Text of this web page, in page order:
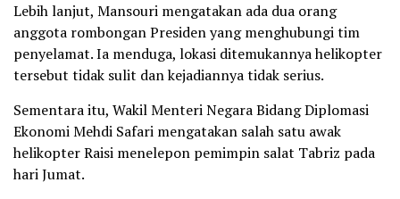
Lebih lanjut, Mansouri mengatakan ada dua orang
anggota rombongan Presiden yang menghubungi tim
penyelamat. Ia menduga, lokasi ditemukannya helikopter
tersebut tidak sulit dan kejadiannya tidak serius.
Sementara itu, Wakil Menteri Negara Bidang Diplomasi
Ekonomi Mehdi Safari mengatakan salah satu awak
helikopter Raisi menelepon pemimpin salat Tabriz pada
hari Jumat.